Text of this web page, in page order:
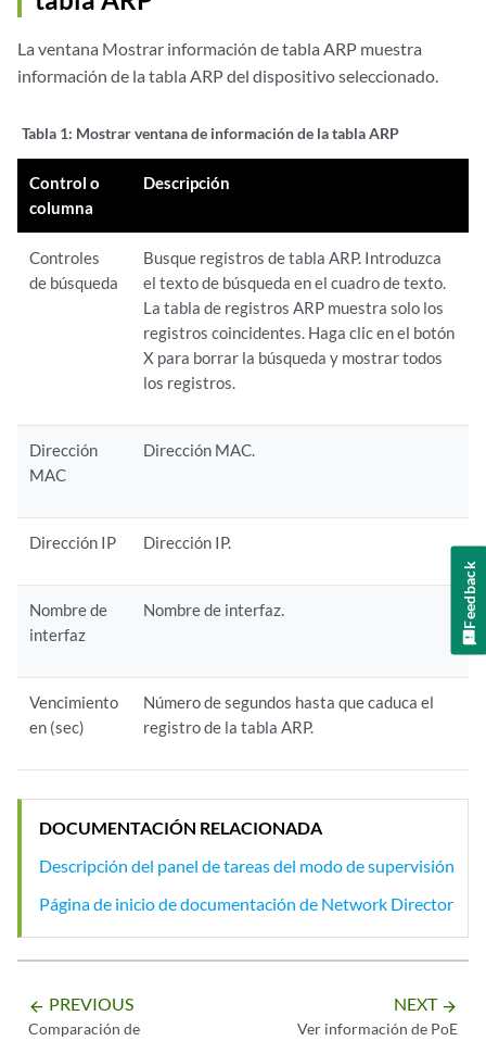
La ventana Mostrar información de tabla ARP muestra
información de la tabla ARP del dispositivo seleccionado.
Tabla 1: Mostrar ventana de información de la tabla ARP
Control o
columna
Descripción
Controles
de búsqueda
Busque registros de tabla ARP. Introduzca
el texto de búsqueda en el cuadro de texto.
La tabla de registros ARP muestra solo los
registros coincidentes. Haga clic en el botón
X para borrar la búsqueda y mostrar todos
los registros.
Dirección
MAC
Dirección MAC.
Dirección IP Dirección IP.
Nombre de
interfaz
Nombre de interfaz.
Vencimiento
en (sec)
Número de segundos hasta que caduca el
registro de la tabla ARP.
DOCUMENTACIÓN RELACIONADA
Descripción del panel de tareas del modo de supervisión
Página de inicio de documentación de Network Director
arrow_backward PREVIOUS
Comparación de
NEXT arrow_forward
Ver información de PoE
Feedback